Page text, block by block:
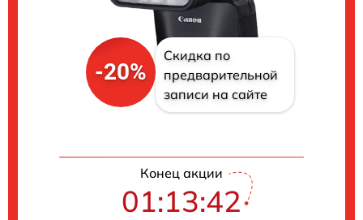
-20%
Скидка по
предварительной
записи на сайте
Конец акции
01:13:42